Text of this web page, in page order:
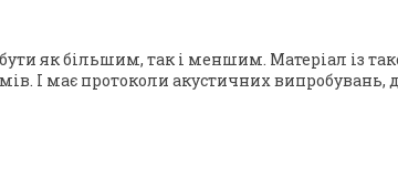
як більшим, так і меншим. Матеріал із
І має протоколи акустичних